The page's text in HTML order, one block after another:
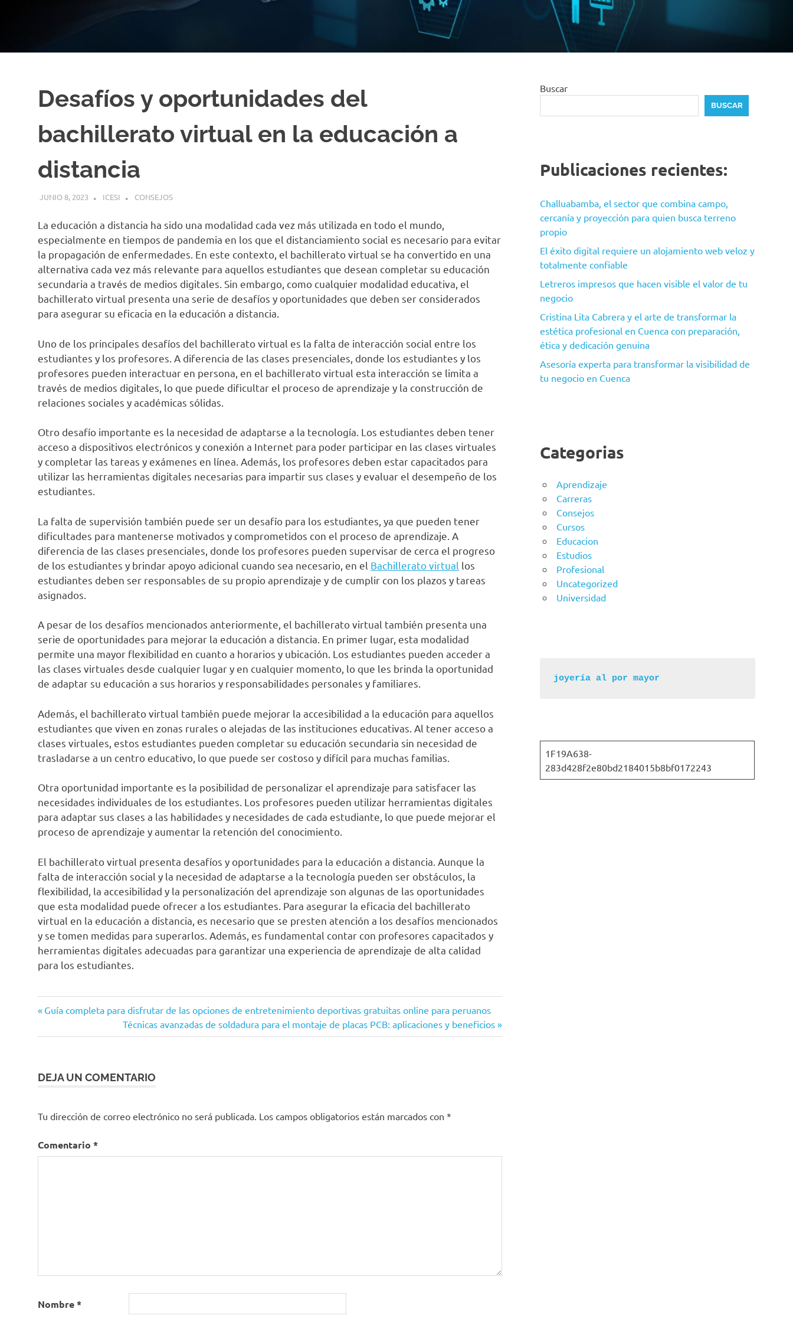
Desafíos y oportunidades del
bachillerato virtual en la educación a
distancia
JUNIO 8, 2023 ICESI CONSEJOS
La educación a distancia ha sido una modalidad cada vez más utilizada en todo el mundo,
especialmente en tiempos de pandemia en los que el distanciamiento social es necesario para evitar
la propagación de enfermedades. En este contexto, el bachillerato virtual se ha convertido en una
alternativa cada vez más relevante para aquellos estudiantes que desean completar su educación
secundaria a través de medios digitales. Sin embargo, como cualquier modalidad educativa, el
bachillerato virtual presenta una serie de desafíos y oportunidades que deben ser considerados
para asegurar su eficacia en la educación a distancia.
Uno de los principales desafíos del bachillerato virtual es la falta de interacción social entre los
estudiantes y los profesores. A diferencia de las clases presenciales, donde los estudiantes y los
profesores pueden interactuar en persona, en el bachillerato virtual esta interacción se limita a
través de medios digitales, lo que puede dificultar el proceso de aprendizaje y la construcción de
relaciones sociales y académicas sólidas.
Otro desafío importante es la necesidad de adaptarse a la tecnología. Los estudiantes deben tener
acceso a dispositivos electrónicos y conexión a Internet para poder participar en las clases virtuales
y completar las tareas y exámenes en línea. Además, los profesores deben estar capacitados para
utilizar las herramientas digitales necesarias para impartir sus clases y evaluar el desempeño de los
estudiantes.
La falta de supervisión también puede ser un desafío para los estudiantes, ya que pueden tener
dificultades para mantenerse motivados y comprometidos con el proceso de aprendizaje. A
diferencia de las clases presenciales, donde los profesores pueden supervisar de cerca el progreso
de los estudiantes y brindar apoyo adicional cuando sea necesario, en el Bachillerato virtual los
estudiantes deben ser responsables de su propio aprendizaje y de cumplir con los plazos y tareas
asignados.
A pesar de los desafíos mencionados anteriormente, el bachillerato virtual también presenta una
serie de oportunidades para mejorar la educación a distancia. En primer lugar, esta modalidad
permite una mayor flexibilidad en cuanto a horarios y ubicación. Los estudiantes pueden acceder a
las clases virtuales desde cualquier lugar y en cualquier momento, lo que les brinda la oportunidad
de adaptar su educación a sus horarios y responsabilidades personales y familiares.
Además, el bachillerato virtual también puede mejorar la accesibilidad a la educación para aquellos
estudiantes que viven en zonas rurales o alejadas de las instituciones educativas. Al tener acceso a
clases virtuales, estos estudiantes pueden completar su educación secundaria sin necesidad de
trasladarse a un centro educativo, lo que puede ser costoso y difícil para muchas familias.
Otra oportunidad importante es la posibilidad de personalizar el aprendizaje para satisfacer las
necesidades individuales de los estudiantes. Los profesores pueden utilizar herramientas digitales
para adaptar sus clases a las habilidades y necesidades de cada estudiante, lo que puede mejorar el
proceso de aprendizaje y aumentar la retención del conocimiento.
El bachillerato virtual presenta desafíos y oportunidades para la educación a distancia. Aunque la
falta de interacción social y la necesidad de adaptarse a la tecnología pueden ser obstáculos, la
flexibilidad, la accesibilidad y la personalización del aprendizaje son algunas de las oportunidades
que esta modalidad puede ofrecer a los estudiantes. Para asegurar la eficacia del bachillerato
virtual en la educación a distancia, es necesario que se presten atención a los desafíos mencionados
y se tomen medidas para superarlos. Además, es fundamental contar con profesores capacitados y
herramientas digitales adecuadas para garantizar una experiencia de aprendizaje de alta calidad
para los estudiantes.
Educacion
Virtual
Navegación
de
Entrada
Guía completa para disfrutar de las opciones de entretenimiento deportivas gratuitas online para peruanos
Siguiente
entrada:
Técnicas avanzadas de soldadura para el montaje de placas PCB: aplicaciones y beneficios
DEJA UN COMENTARIO
Tu dirección de correo electrónico no será publicada. Los campos obligatorios están marcados con *
Comentario *
Nombre*
Buscar
BUSCAR
Publicaciones recientes:
Challuabamba, el sector que combina campo,
cercanía y proyección para quien busca terreno
propio
El éxito digital requiere un alojamiento web veloz y
totalmente confiable
Letreros impresos que hacen visible el valor de tu
negocio
Cristina Lita Cabrera y el arte de transformar la
estética profesional en Cuenca con preparación,
ética y dedicación genuina
Asesoría experta para transformar la visibilidad de
tu negocio en Cuenca
Categorias
Aprendizaje
Carreras
Consejos
Cursos
Educacion
Estudios
Profesional
Uncategorized
Universidad
joyería al por mayor
1F19A638-
283d428f2e80bd2184015b8bf0172243